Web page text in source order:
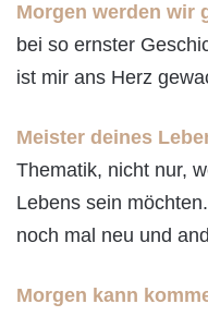
Morgen werden wir
bei so ernster
ist mir ans Herz
Meister deines
Thematik, nicht nur,
Lebens sein
noch mal neu und
Morgen kann